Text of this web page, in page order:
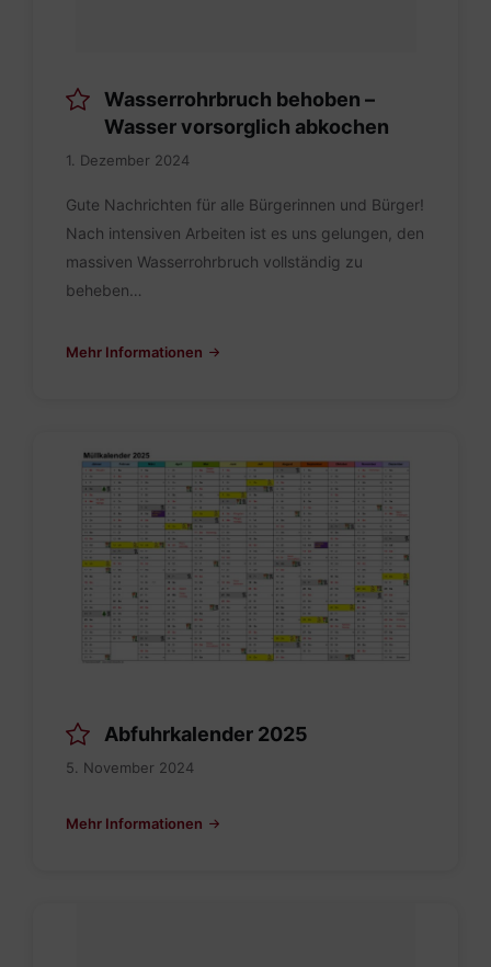
Wasserrohrbruch behoben –
Wasser vorsorglich abkochen
1. Dezember 2024
Gute Nachrichten für alle Bürgerinnen und Bürger!
Nach intensiven Arbeiten ist es uns gelungen, den
massiven Wasserrohrbruch vollständig zu
beheben…
Mehr Informationen
2025.pdf
Abfuhrkalender 2025
5. November 2024
Mehr Informationen